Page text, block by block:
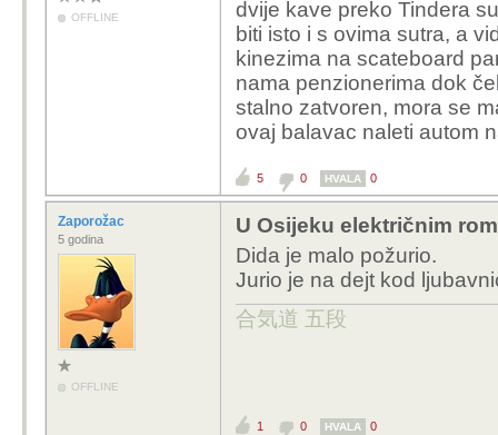
OFFLINE
dvije kave preko Tindera
biti isto i s ovima sutra, a
kinezima na scateboard
nama penzionerima dok
stalno zatvoren, mora se
ovaj balavac naleti autom
5 0 HVALA 0
Zaporožac
5 godina
OFFLINE
U Osijeku električnim
Dida je malo požurio.
Jurio je na dejt kod
合気道 五段
1 0 HVALA 0